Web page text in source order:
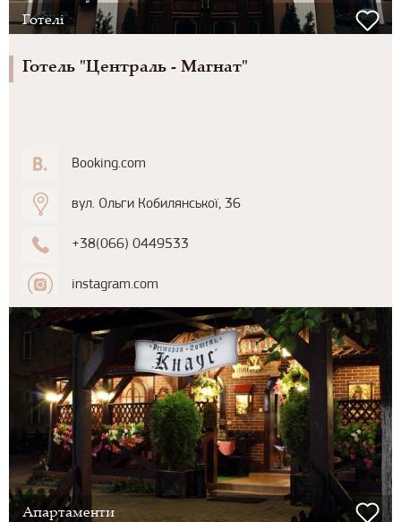
Готелі
Готель "Централь - Магнат"
Booking.com
вул. Ольги Кобилянської, 36
+38(066) 0449533
instagram.com
Апартаменти